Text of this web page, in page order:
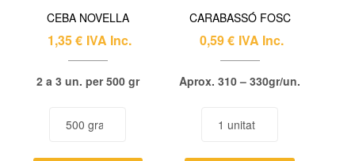
CEBA NOVELLA
1,35€ IVA Inc.
2 a 3 un. per 500 gr
CARABASSÓ FOSC
0,59€ IVA Inc.
Aprox. 310 – 330gr/un.